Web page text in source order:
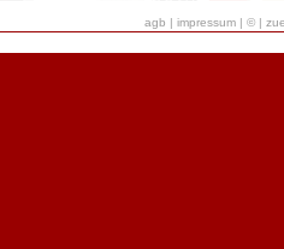
agb | impressum | © |